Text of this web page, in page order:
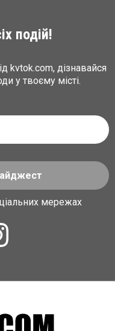
подій!
kvtok.com, дізнавайся
у твоєму місті.
мережах